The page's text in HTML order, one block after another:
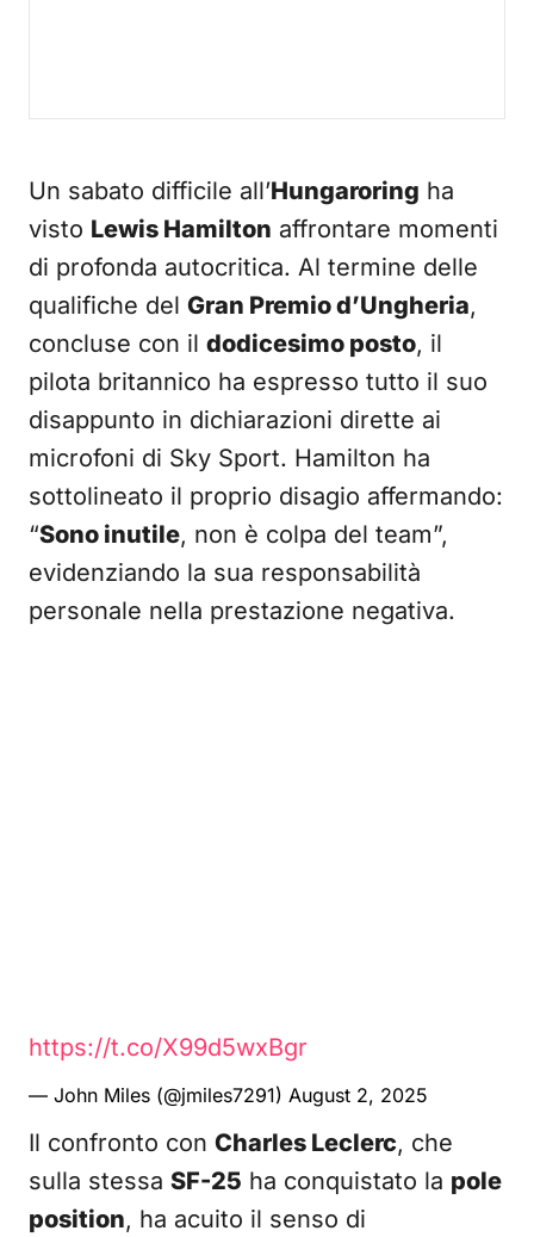
Un sabato difficile all’Hungaroring ha
visto Lewis Hamilton affrontare momenti
di profonda autocritica. Al termine delle
qualifiche del Gran Premio d’Ungheria,
concluse con il dodicesimo posto, il
pilota britannico ha espresso tutto il suo
disappunto in dichiarazioni dirette ai
microfoni di Sky Sport. Hamilton ha
sottolineato il proprio disagio affermando:
“Sono inutile, non è colpa del team”,
evidenziando la sua responsabilità
personale nella prestazione negativa.
https://t.co/X99d5wxBgr
— John Miles (@jmiles7291) August 2, 2025
Il confronto con Charles Leclerc, che
sulla stessa SF-25 ha conquistato la pole
position, ha acuito il senso di